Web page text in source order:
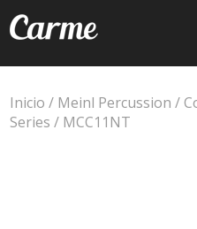
Inicio / Meinl Percussion /
Series / MCC11NT